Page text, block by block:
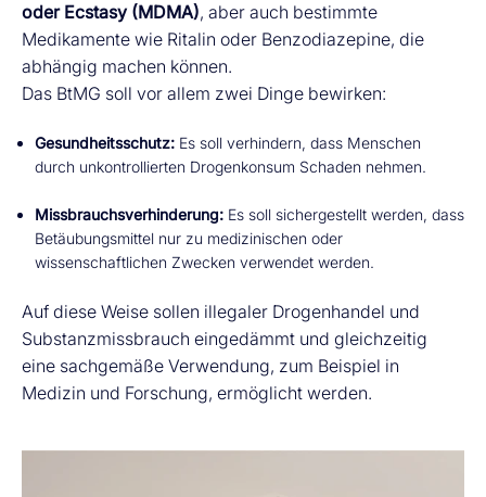
oder Ecstasy (MDMA), aber auch bestimmte
Medikamente wie Ritalin oder Benzodiazepine, die
abhängig machen können.
Das BtMG soll vor allem zwei Dinge bewirken:
Gesundheitsschutz: Es soll verhindern, dass Menschen
durch unkontrollierten Drogenkonsum Schaden nehmen.
Missbrauchsverhinderung: Es soll sichergestellt werden, dass
Betäubungsmittel nur zu medizinischen oder
wissenschaftlichen Zwecken verwendet werden.
Auf diese Weise sollen illegaler Drogenhandel und
Substanzmissbrauch eingedämmt und gleichzeitig
eine sachgemäße Verwendung, zum Beispiel in
Medizin und Forschung, ermöglicht werden.